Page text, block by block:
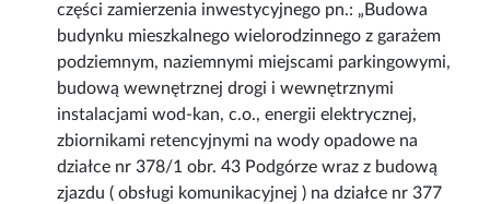
części zamierzenia inwestycyjnego pn.: „Budowa
budynku mieszkalnego wielorodzinnego z garażem
podziemnym, naziemnymi miejscami parkingowymi,
budową wewnętrznej drogi i wewnętrznymi
instalacjami wod-kan, c.o., energii elektrycznej,
zbiornikami retencyjnymi na wody opadowe na
działce nr 378/1 obr. 43 Podgórze wraz z budową
zjazdu ( obsługi komunikacyjnej ) na działce nr 377